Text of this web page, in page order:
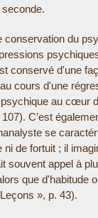
conservation du
conservé d'une
cours d'une
au cœur
C’est
se
de fortuit ; il
souvent appel à
que d'habitude
», p. 43).